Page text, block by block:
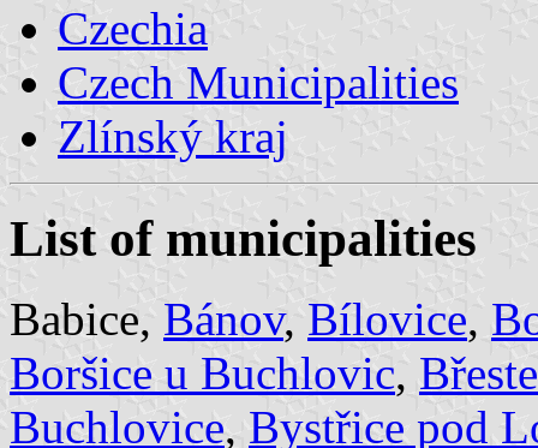
Czechia
Czech Municipalities
Zlínský kraj
List of municipalities
Babice, Bánov, Bílovice,
Boršice u Buchlovic,
Buchlovice, Bystřice pod